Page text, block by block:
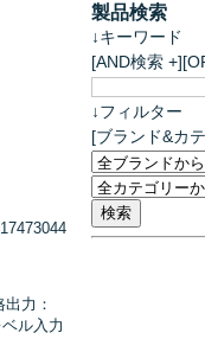
力：
ル入力
製品検索
↓キーワード
[AND検索
↓フィルター
[ブランド&カ